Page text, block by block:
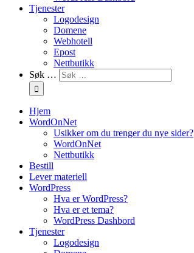
Tjenester
Logodesign
Domene
Webhotell
Epost
Nettbutikk
Søk …
Hjem
WordOnNet
Usikker om du trenger du nye sider?
WordOnNet
Nettbutikk
Bestill
Lever materiell
WordPress
Hva er WordPress?
Hva er et tema?
WordPress Dashbord
Tjenester
Logodesign